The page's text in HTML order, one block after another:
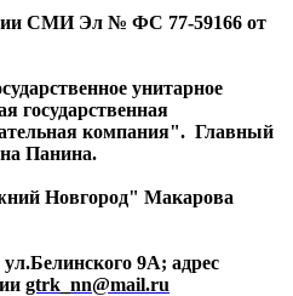
СМИ Эл № ФС 77-59166 от
унитарное
государственная
компания". Главный
Панина.
Новгород" Макарова
9А; адрес
gtrk_nn@mail.ru